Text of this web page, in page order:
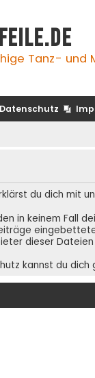
Tanz- und
Datenschutz
du dich mit
in keinem Fall
dieser
kannst du dich